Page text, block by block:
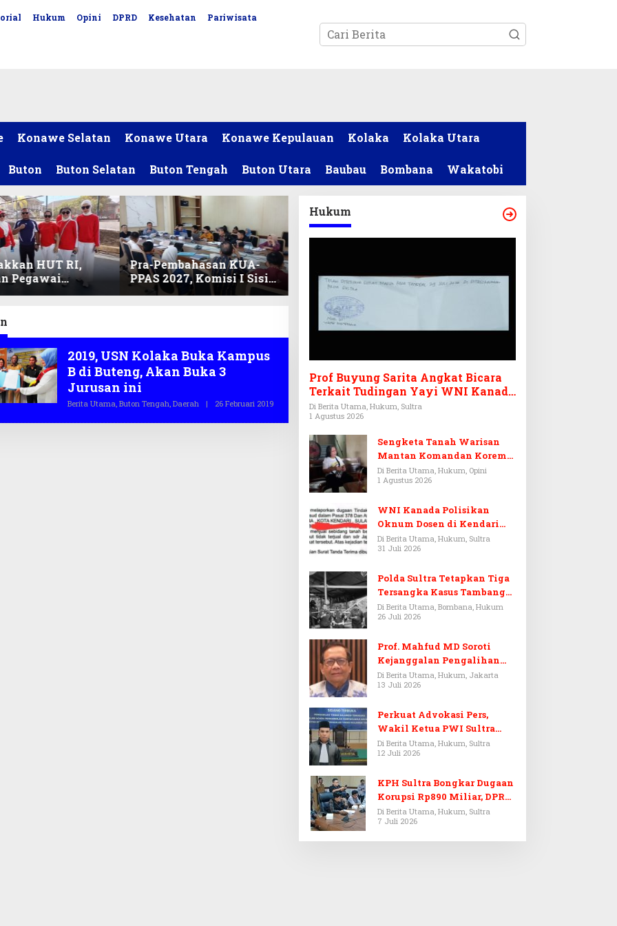
Hukum Opini DPRD Kesehatan Pariwisata
Konawe Selatan Konawe Utara Konawe Kepulauan Kolaka Kolaka Utara
Buton Buton Selatan Buton Tengah Buton Utara Baubau Bombana Wakatobi
HUT RI,
Pegawai
DPRD Sultra
Pra-Pembahasan KUA-
PPAS 2027, Komisi I Sisir
Program Prioritas
2019, USN Kolaka Buka Kampus
B di Buteng, Akan Buka 3
Jurusan ini
Berita Utama, Buton Tengah, Daerah | 26 Februari 2019
E
Hukum
Prof Buyung Sarita Angkat Bicara
Terkait Tudingan Yayi WNI Kanada
Ditagih Utang Rp3,6 Miliar
Di Berita Utama, Hukum, Sultra
1 Agustus 2026
Sengketa Tanah Warisan
Mantan Komandan Korem
143/HO, Ketika Warisan
Menjadi Arena Pemerasan
Di Berita Utama, Hukum, Opini
1 Agustus 2026
WNI Kanada Polisikan
Oknum Dosen di Kendari
Terkait Aset Puluhan Miliar
Di Berita Utama, Hukum, Sultra
31 Juli 2026
Polda Sultra Tetapkan Tiga
Tersangka Kasus Tambang
Emas Ilegal di Bombana
Di Berita Utama, Bombana, Hukum
26 Juli 2026
Prof. Mahfud MD Soroti
Kejanggalan Pengalihan
Penyelidikan Tersangka
Febrie Adriansyah
Di Berita Utama, Hukum, Jakarta
13 Juli 2026
Perkuat Advokasi Pers,
Wakil Ketua PWI Sultra
Resmi Dilantik Menjadi
Advokat PERADI
Di Berita Utama, Hukum, Sultra
12 Juli 2026
KPH Sultra Bongkar Dugaan
Korupsi Rp890 Miliar, DPRD
Sultra Gelar RDP
Di Berita Utama, Hukum, Sultra
7 Juli 2026